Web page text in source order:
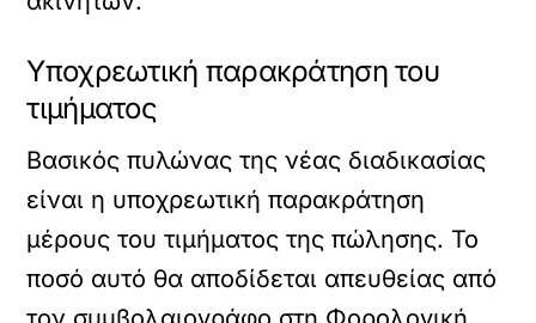
Υποχρεωτική παρακράτηση του
τιμήματος
Βασικός πυλώνας της νέας διαδικασίας
είναι η υποχρεωτική παρακράτηση
μέρους του τιμήματος της πώλησης. Το
ποσό αυτό θα αποδίδεται απευθείας από